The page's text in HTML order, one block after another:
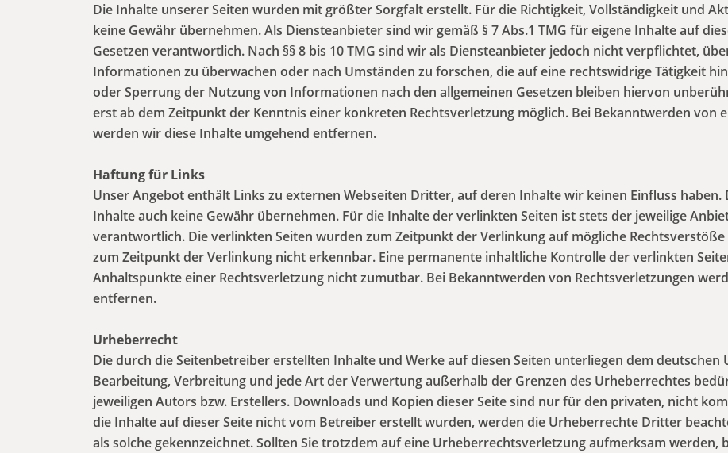
Die Inhalte unserer Seiten wurden mit größter Sorgfalt erstellt. Für die Richtigkeit, Vollständigkeit und
keine Gewähr übernehmen. Als Diensteanbieter sind wir gemäß § 7 Abs.1 TMG für eigene Inhalte auf
Gesetzen verantwortlich. Nach §§ 8 bis 10 TMG sind wir als Diensteanbieter jedoch nicht verpflichtet,
Informationen zu überwachen oder nach Umständen zu forschen, die auf eine rechtswidrige Tätigkeit
oder Sperrung der Nutzung von Informationen nach den allgemeinen Gesetzen bleiben hiervon
erst ab dem Zeitpunkt der Kenntnis einer konkreten Rechtsverletzung möglich. Bei Bekanntwerden von
werden wir diese Inhalte umgehend entfernen.
Haftung für Links
Unser Angebot enthält Links zu externen Webseiten Dritter, auf deren Inhalte wir keinen Einfluss
Inhalte auch keine Gewähr übernehmen. Für die Inhalte der verlinkten Seiten ist stets der jeweilige
verantwortlich. Die verlinkten Seiten wurden zum Zeitpunkt der Verlinkung auf mögliche
zum Zeitpunkt der Verlinkung nicht erkennbar. Eine permanente inhaltliche Kontrolle der verlinkten
Anhaltspunkte einer Rechtsverletzung nicht zumutbar. Bei Bekanntwerden von Rechtsverletzungen
entfernen.
Urheberrecht
Die durch die Seitenbetreiber erstellten Inhalte und Werke auf diesen Seiten unterliegen dem
Bearbeitung, Verbreitung und jede Art der Verwertung außerhalb der Grenzen des Urheberrechtes
jeweiligen Autors bzw. Erstellers. Downloads und Kopien dieser Seite sind nur für den privaten, nicht
die Inhalte auf dieser Seite nicht vom Betreiber erstellt wurden, werden die Urheberrechte Dritter
als solche gekennzeichnet. Sollten Sie trotzdem auf eine Urheberrechtsverletzung aufmerksam